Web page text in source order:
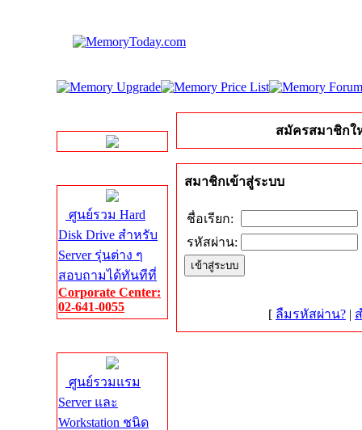
ศูนย์รวม Hard
Disk Drive สำหรับ
Server รุ่นต่าง ๆ
สอบถามได้ทันทีที่
Corporate Center:
02-641-0055
ศูนย์รวมแรม
Server และ
Workstation ชนิด
สมัครสมาชิกใ
สมาชิกเข้าสู่ระบบ
ชื่อเรียก:
รหัสผ่าน:
[ ลืมรหัสผ่าน? |